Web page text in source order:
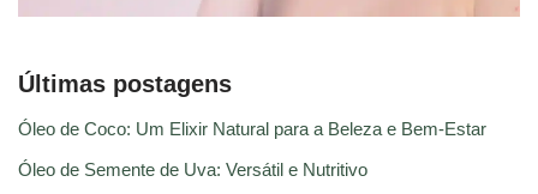
Últimas postagens
Óleo de Coco: Um Elixir Natural para a Beleza e Bem-Estar
Óleo de Semente de Uva: Versátil e Nutritivo